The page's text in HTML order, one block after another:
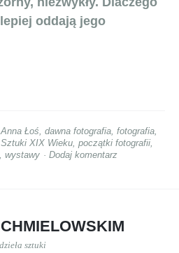
oddają jego
Anna Łoś dawna fotografia, fotografia,
XIX Wieku początki fotografii
wystawy Dodaj komentarz
dzieła sztuki